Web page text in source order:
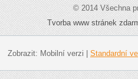
© 2014 Všechna
Tvorba www stránek
Zobrazit: Mobilní verzi Standardní